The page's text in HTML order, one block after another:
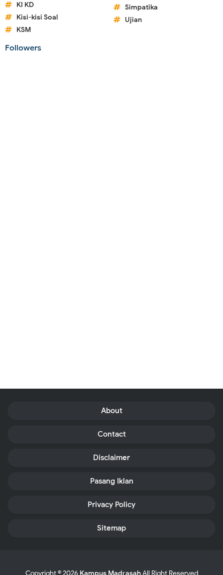
KI KD
Kisi-kisi Soal
KSM
Simpatika
Ujian
Followers
About
Contact
Disclaimer
Pasang Iklan
Privacy Policy
Sitemap